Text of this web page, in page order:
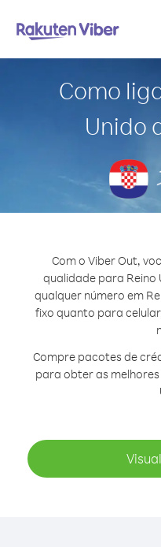
Como
Unido
Com o Viber Out,
qualidade para Reino
qualquer número em
fixo quanto para
Compre pacotes de
para obter as